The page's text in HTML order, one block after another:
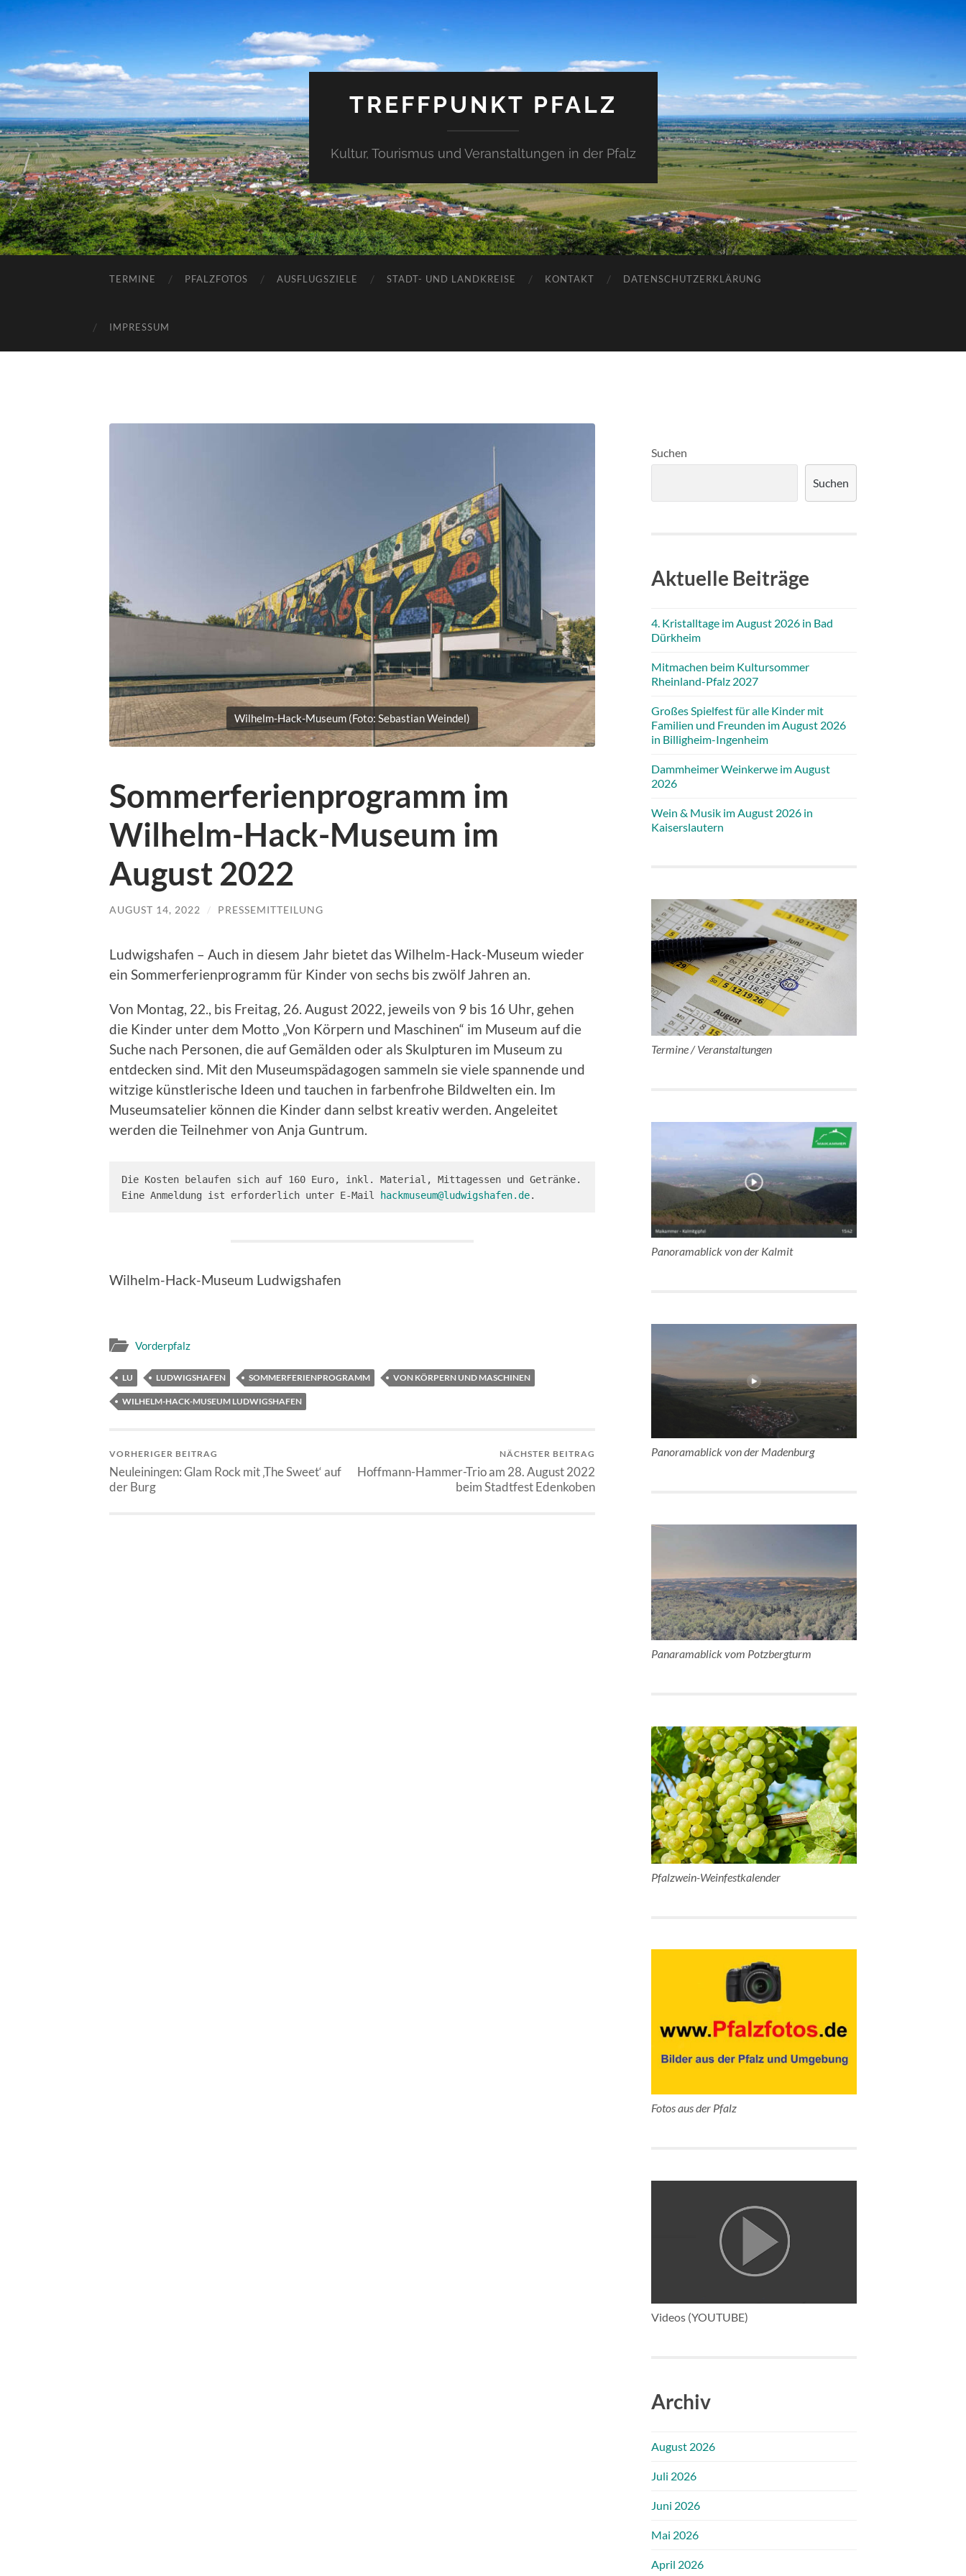
TREFFPUNKT PFALZ
Kultur, Tourismus und Veranstaltungen in der Pfalz
TERMINE PFALZFOTOS AUSFLUGSZIELE STADT- UND LANDKREISE KONTAKT DATENSCHUTZERKLÄRUNG
IMPRESSUM
Wilhelm-Hack-Museum (Foto: Sebastian Weindel)
Sommerferienprogramm im
Wilhelm-Hack-Museum im
August 2022
AUGUST 14, 2022 / PRESSEMITTEILUNG
Ludwigshafen – Auch in diesem Jahr bietet das Wilhelm-Hack-Museum wieder
ein Sommerferienprogramm für Kinder von sechs bis zwölf Jahren an.
Von Montag, 22., bis Freitag, 26. August 2022, jeweils von 9 bis 16 Uhr, gehen
die Kinder unter dem Motto „Von Körpern und Maschinen“ im Museum auf die
Suche nach Personen, die auf Gemälden oder als Skulpturen im Museum zu
entdecken sind. Mit den Museumspädagogen sammeln sie viele spannende und
witzige künstlerische Ideen und tauchen in farbenfrohe Bildwelten ein. Im
Museumsatelier können die Kinder dann selbst kreativ werden. Angeleitet
werden die Teilnehmer von Anja Guntrum.
Die Kosten belaufen sich auf 160 Euro, inkl. Material, Mittagessen und Getränke.
Eine Anmeldung ist erforderlich unter E-Mail
hackmuseum@ludwigshafen.de.
Wilhelm-Hack-Museum Ludwigshafen
Vorderpfalz
LU LUDWIGSHAFEN SOMMERFERIENPROGRAMM VON KÖRPERN UND MASCHINEN
WILHELM-HACK-MUSEUM LUDWIGSHAFEN
VORHERIGER BEITRAG
Neuleiningen: Glam Rock mit ‚The Sweet‘ auf
der Burg
NÄCHSTER BEITRAG
Hoffmann-Hammer-Trio am 28. August 2022
beim Stadtfest Edenkoben
Suchen
Suchen
Aktuelle Beiträge
4. Kristalltage im August 2026 in Bad
Dürkheim
Mitmachen beim Kultursommer
Rheinland-Pfalz 2027
Großes Spielfest für alle Kinder mit
Familien und Freunden im August 2026
in Billigheim-Ingenheim
Dammheimer Weinkerwe im August
2026
Wein & Musik im August 2026 in
Kaiserslautern
Termine / Veranstaltungen
Panoramablick von der Kalmit
Panoramablick von der Madenburg
Panaramablick vom Potzbergturm
Pfalzwein-Weinfestkalender
Fotos aus der Pfalz
Videos (YOUTUBE)
Archiv
August 2026
Juli 2026
Juni 2026
Mai 2026
April 2026